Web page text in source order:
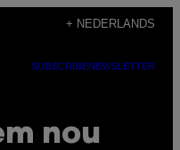
+ NEDERLANDS
SUBSCRIBENEWSLETTER
nou